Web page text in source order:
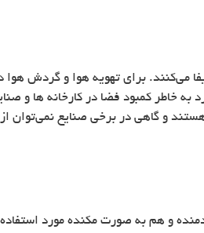
می‌کنند. برای تهویه هوا و گردش هوا
به خاطر کمبود فضا در کارخانه ها و
و گاهی در برخی صنایع نمی‌توان
و هم به صورت مکنده مورد